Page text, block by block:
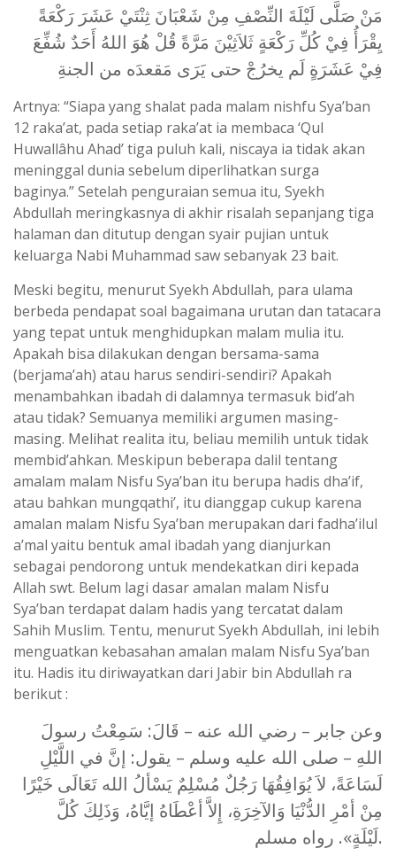
مَنْ صَلَّى لَيْلَةَ النِّصْفِ مِنْ شَعْبَانَ ثِنْتَيْ عَشَرَ رَكْعَةً
يِقْرَأُ فِيْ كُلِّ رَكْعَةٍ ثَلاَثِيْنَ مَرَّةً قُلْ هُوَ اللهُ أَحَدٌ شُفِّعَ
فِيْ عَشَرَةٍ لَم يخرُجْ حتى يَرَى مَقعدَه من الجنةِ
Artnya: “Siapa yang shalat pada malam nishfu Sya’ban
12 raka’at, pada setiap raka’at ia membaca ‘Qul
Huwallâhu Ahad’ tiga puluh kali, niscaya ia tidak akan
meninggal dunia sebelum diperlihatkan surga
baginya.” Setelah penguraian semua itu, Syekh
Abdullah meringkasnya di akhir risalah sepanjang tiga
halaman dan ditutup dengan syair pujian untuk
keluarga Nabi Muhammad saw sebanyak 23 bait.
Meski begitu, menurut Syekh Abdullah, para ulama
berbeda pendapat soal bagaimana urutan dan tatacara
yang tepat untuk menghidupkan malam mulia itu.
Apakah bisa dilakukan dengan bersama-sama
(berjama’ah) atau harus sendiri-sendiri? Apakah
menambahkan ibadah di dalamnya termasuk bid’ah
atau tidak? Semuanya memiliki argumen masing-
masing. Melihat realita itu, beliau memilih untuk tidak
membid’ahkan. Meskipun beberapa dalil tentang
amalam malam Nisfu Sya’ban itu berupa hadis dha’if,
atau bahkan mungqathi’, itu dianggap cukup karena
amalan malam Nisfu Sya’ban merupakan dari fadha’ilul
a’mal yaitu bentuk amal ibadah yang dianjurkan
sebagai pendorong untuk mendekatkan diri kepada
Allah swt. Belum lagi dasar amalan malam Nisfu
Sya’ban terdapat dalam hadis yang tercatat dalam
Sahih Muslim. Tentu, menurut Syekh Abdullah, ini lebih
menguatkan kebasahan amalan malam Nisfu Sya’ban
itu. Hadis itu diriwayatkan dari Jabir bin Abdullah ra
berikut :
وعن جابر – رضي الله عنه – قَالَ: سَمِعْتُ رسولَ
اللهِ – صلى الله عليه وسلم – يقول: إنَّ في اللَّيْلِ
لَسَاعَةً، لاَ يُوَافِقُهَا رَجُلٌ مُسْلِمٌ يَسْألُ الله تَعَالَى خَيْرًا
مِنْ أمْرِ الدُّنْيَا وَالآخِرَةِ، إِلاَّ أعْطَاهُ إيَّاهُ، وَذَلِكَ كُلَّ
لَيْلَةٍ». رواه مسلم.